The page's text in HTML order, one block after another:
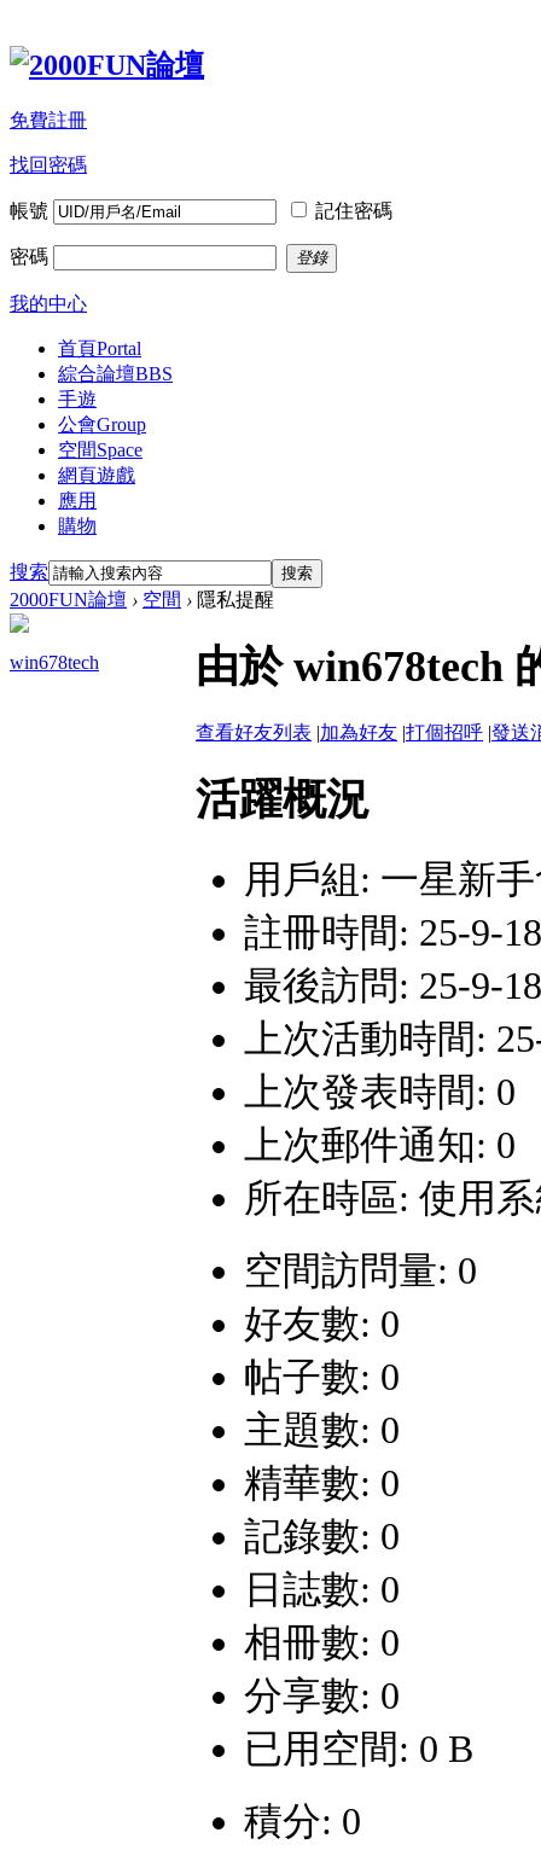
免費註冊
找回密碼
帳號 記住密碼
密碼 登錄
我的中心
首頁Portal
綜合論壇BBS
手遊
公會Group
空間Space
網頁遊戲
應用
購物
搜索 搜索
2000FUN論壇 › 空間 › 隱私提醒
win678tech 由於 win678tech
查看好友列表 |加為好友 |打個招呼 |發送
活躍概況
用戶組: 一星新
註冊時間: 25-9-
最後訪問: 25-9-
上次活動時間:
上次發表時間: 0
上次郵件通知: 0
所在時區: 使用
空間訪問量: 0
好友數: 0
帖子數: 0
主題數: 0
精華數: 0
記錄數: 0
日誌數: 0
相冊數: 0
分享數: 0
已用空間: 0 B
積分: 0